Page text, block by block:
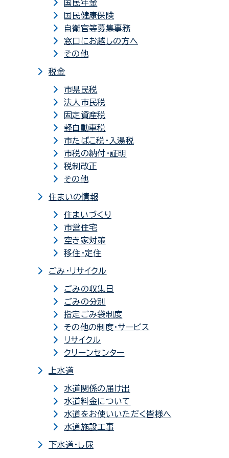
国民年金
国民健康保険
自衛官等募集事務
窓口にお越しの方へ
その他
税金
市県民税
法人市民税
固定資産税
軽自動車税
市たばこ税・入湯税
市税の納付・証明
税制改正
その他
住まいの情報
住まいづくり
市営住宅
空き家対策
移住・定住
ごみ・リサイクル
ごみの収集日
ごみの分別
指定ごみ袋制度
その他の制度・サービス
リサイクル
クリーンセンター
上水道
水道関係の届け出
水道料金について
水道をお使いいただく皆様へ
水道施設工事
下水道・し尿